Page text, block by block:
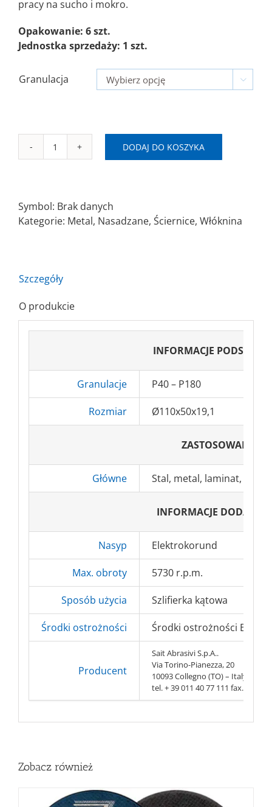
pracy na sucho i mokro.
Opakowanie: 6 szt.
Jednostka sprzedaży: 1 szt.
Granulacja 
ilość
Ø110x50x19,1
płótno/włóknina
DODAJ DO KOSZYKA
Symbol: Brak danych
Kategorie: Metal, Nasadzane, Ściernice, Włóknina
Szczegóły
O produkcie
INFORMACJE
Granulacje P40 – P180
Rozmiar Ø110x50x19,1
ZASTOSOWANIA
Główne Stal, metal, laminat,
INFORMACJE
Nasyp Elektrokorund
Max. obroty 5730 r.p.m.
Sposób użycia Szlifierka kątowa
Środki ostrożności Środki ostrożności BHP
Producent
Sait Abrasivi S.p.A..
Via Torino-Pianezza, 20
10093 Collegno (TO) – Italy
tel. + 39 011 40 77 111 fax. + 39
Zobacz również